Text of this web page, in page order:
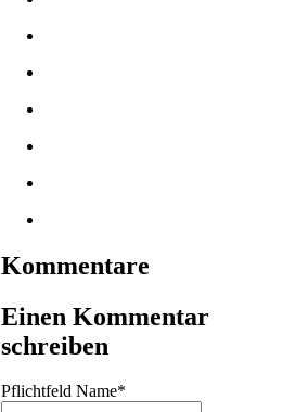
Kommentare
Einen Kommentar
schreiben
Pflichtfeld Name*